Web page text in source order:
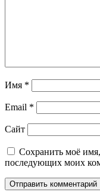
Имя *
Email *
Сайт
Сохранить моё имя,
последующих моих